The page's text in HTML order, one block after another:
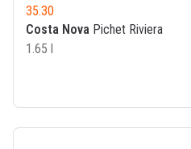
35.30
Costa Nova Pichet Riviera
1.65 l